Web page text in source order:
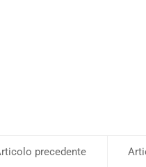
precedente